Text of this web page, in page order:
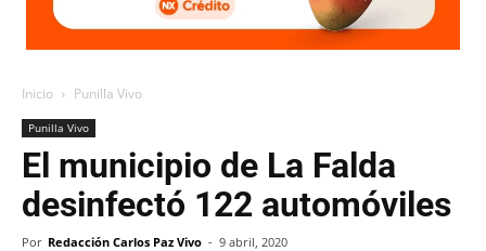
Inicio Punilla Vivo
Punilla Vivo
El municipio de La Falda
desinfectó 122 automóviles
Por Redacción Carlos Paz Vivo - 9 abril, 2020